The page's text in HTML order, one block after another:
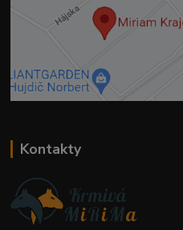
Kontakty